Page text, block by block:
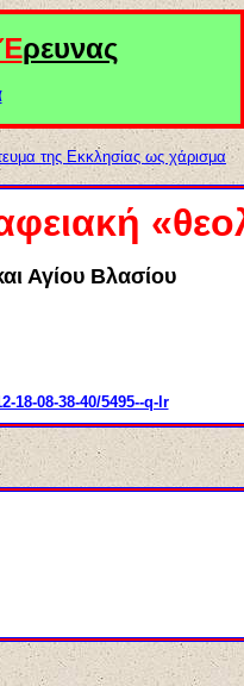
Έρευνας
της Εκκλησίας ως χάρισμα
Αγίου Βλασίου
18-08-38-40/5495--q-lr